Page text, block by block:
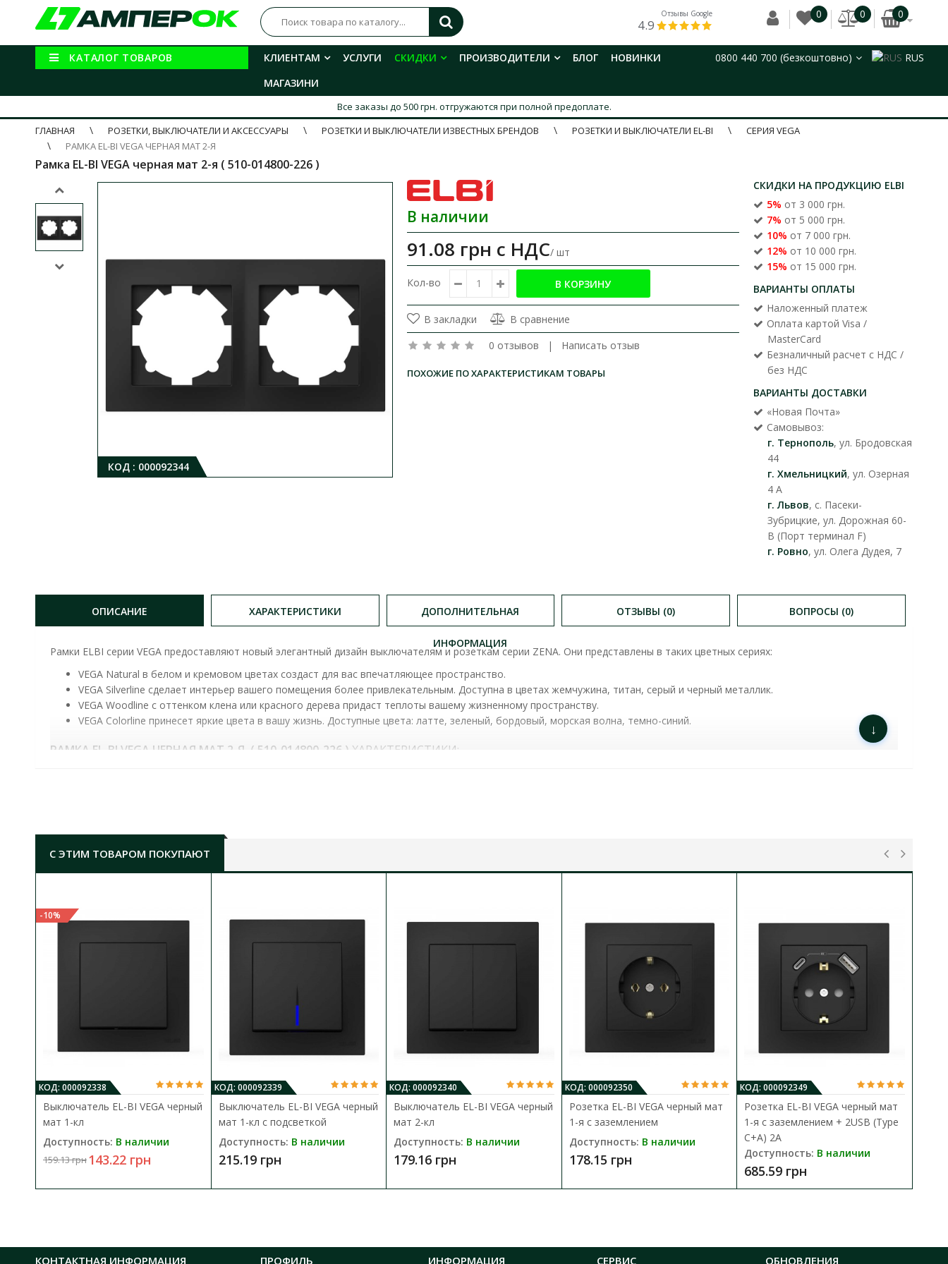
Отзывы Google
4.9
0 0 0
КАТАЛОГ ТОВАРОВ КЛИЕНТАМ УСЛУГИ СКИДКИ ПРОИЗВОДИТЕЛИ БЛОГ
НОВИНКИ
МАГАЗИНИ
0800 440 700 (безкоштовно) RUS
Все заказы до 500 грн. отгружаются при полной предоплате.
ГЛАВНАЯ
РОЗЕТКИ, ВЫКЛЮЧАТЕЛИ И АКСЕССУАРЫ РОЗЕТКИ И ВЫКЛЮЧАТЕЛИ ИЗВЕСТНЫХ БРЕНДОВ РОЗЕТКИ И ВЫКЛЮЧАТЕЛИ EL-BI
СЕРИЯ VEGA
РАМКА EL-BI VEGA ЧЕРНАЯ МАТ 2-Я
Рамка EL-BI VEGA черная мат 2-я ( 510-014800-226 )
КОД : 000092344
В наличии
91.08 грн с НДС/ шт
Кол-во
В закладки
В сравнение
0 отзывов | Написать отзыв
ПОХОЖИЕ ПО ХАРАКТЕРИСТИКАМ ТОВАРЫ
СКИДКИ НА ПРОДУКЦИЮ ELBI
5% от 3 000 грн.
7% от 5 000 грн.
10% от 7 000 грн.
12% от 10 000 грн.
15% от 15 000 грн.
ВАРИАНТЫ ОПЛАТЫ
Наложенный платеж
Оплата картой Visa /
MasterCard
Безналичный расчет с НДС /
без НДС
ВАРИАНТЫ ДОСТАВКИ
«Новая Почта»
Самовывоз:
г. Тернополь, ул. Бродовская
44
г. Хмельницкий, ул. Озерная
4 А
г. Львов, с. Пасеки-
Зубрицкие, ул. Дорожная 60-
В (Порт терминал F)
г. Ровно, ул. Олега Дудея, 7
ОПИСАНИЕ ХАРАКТЕРИСТИКИ ДОПОЛНИТЕЛЬНАЯ
ИНФОРМАЦИЯ
ОТЗЫВЫ (0) ВОПРОСЫ (0)
Рамки ELBI серии VEGA предоставляют новый элегантный дизайн выключателям и розеткам серии ZENA. Они представлены в таких цветных сериях:
VEGA Natural в белом и кремовом цветах создаст для вас впечатляющее пространство.
VEGA Silverline сделает интерьер вашего помещения более привлекательным. Доступна в цветах жемчужина, титан, серый и черный металлик.
VEGA Woodline с оттенком клена или красного дерева придаст теплоты вашему жизненному пространству.
VEGA Colorline принесет яркие цвета в вашу жизнь. Доступные цвета: латте, зеленый, бордовый, морская волна, темно-синий.
РАМКА EL-BI VEGA​ ЧЕРНАЯ МАТ 2-Я ( 510-014800-226 ) ХАРАКТЕРИСТИКИ:
↓
С ЭТИМ ТОВАРОМ ПОКУПАЮТ
-10%
КОД: 000092338
Выключатель EL-BI VEGA черный
мат 1-кл
Доступность: В наличии
159.13 грн143.22 грн
КОД: 000092339
Выключатель EL-BI VEGA черный
мат 1-кл с подсветкой
Доступность: В наличии
215.19 грн
КОД: 000092340
Выключатель EL-BI VEGA черный
мат 2-кл
Доступность: В наличии
179.16 грн
КОД: 000092350
Розетка EL-BI VEGA черный мат
1-я с заземлением
Доступность: В наличии
178.15 грн
КОД: 000092349
Розетка EL-BI VEGA черный мат
1-я с заземлением + 2USB (Type
C+A) 2A
Доступность: В наличии
685.59 грн
КОНТАКТНАЯ ИНФОРМАЦИЯ ПРОФИЛЬ ИНФОРМАЦИЯ СЕРВИС ОБНОВЛЕНИЯ